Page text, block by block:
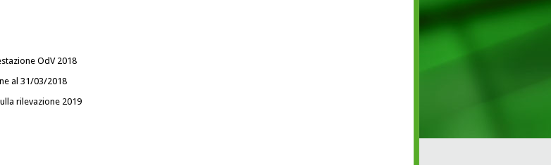
OdV 2018
al 31/03/2018
rilevazione 2019